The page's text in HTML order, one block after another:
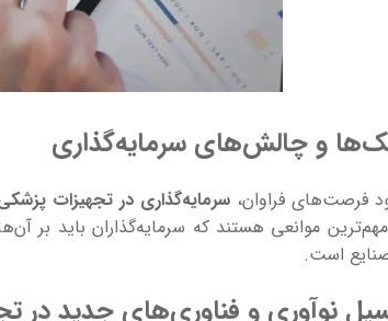
و چالش‌های سرمایه‌گذاری
فرصت‌های فراوان، سرمایه‌گذاری در تجهیزات
موانعی هستند که سرمایه‌گذاران باید بر
است.
نوآوری و فناوری‌های جدید در